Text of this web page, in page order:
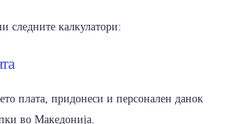
следните калкулатори:
плата, придонеси и персонален данок
во Македонија.